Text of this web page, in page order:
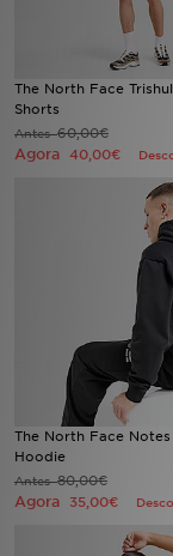
The North Face
Shorts
Antes60,00€
Agora 40,00€
The North Face
Hoodie
Antes80,00€
Agora 35,00€
BLOG
SUBSCREVE
ESTADO DO
ATENÇÃO AO
FAZ
TRABALHA
FAQs